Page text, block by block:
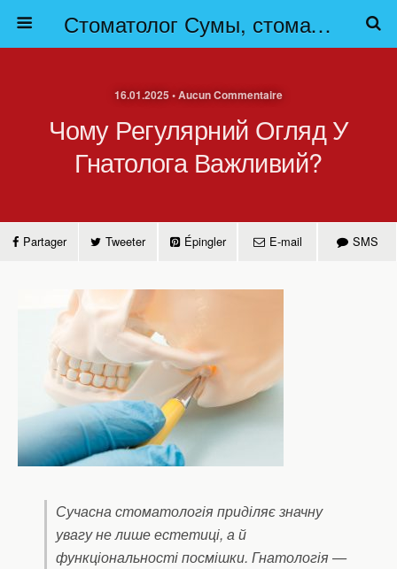
Стоматолог Сумы, стоматологические клиники Сумы, детская стоматология в Сумах. | Частная стоматология Сумы
16.01.2025 • Aucun Commentaire
Чому Регулярний Огляд У
Гнатолога Важливий?
Partager Tweeter Épingler E-mail SMS
Сучасна стоматологія приділяє значну
увагу не лише естетиці, а й
функціональності посмішки. Гнатологія —